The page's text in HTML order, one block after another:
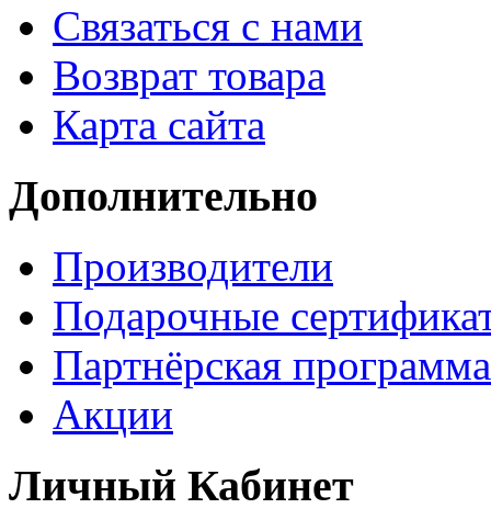
Связаться с нами
Возврат товара
Карта сайта
Дополнительно
Производители
Подарочные
Партнёрская программа
Акции
Личный Кабинет